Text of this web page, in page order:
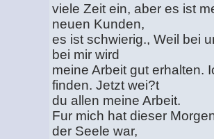
viele Zeit ein, aber es ist
neuen Kunden,
es ist schwierig., Weil bei
bei mir wird
meine Arbeit gut erhalten.
finden. Jetzt wei?t
du allen meine Arbeit.
Fur mich hat dieser
der Seele war,